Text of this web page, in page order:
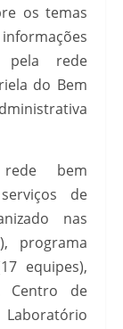
os temas
pela rede
do Bem
bem
de
nas
programa
equipes),
Centro de